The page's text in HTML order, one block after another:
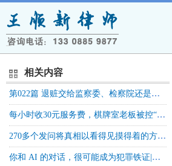
相关内容
第022篇 退赃交给监察委、检察院还是法院？选错了，钱花了还不算“主动退赃”
每小时收30元服务费，棋牌室老板被控“开设赌场罪”，法院判了
270多个发问将真相以看得见摸得着的方式展现在法庭上，如何裁判考验着法官的良知和法律底线——以强奸案件辩护人对被害人的发问为例
你和 AI 的对话，很可能成为犯罪铁证|注意别在上面栽了